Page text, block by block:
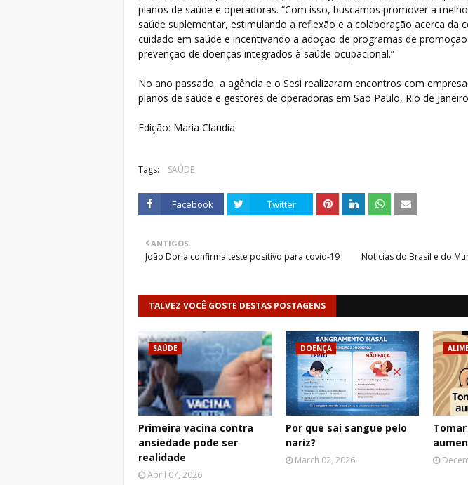
planos de saúde e operadoras. “Com isso, buscamos promover a
saúde suplementar, estimulando a reflexão e a colaboração acerca da
cuidado em saúde e incentivando a adoção de programas de
prevenção de doenças integrados à saúde ocupacional.”
No ano passado, a agência e o Sesi realizaram encontros com
planos de saúde e gestores de operadoras em São Paulo, Rio de
Edição: Maria Claudia
Tags: SAÚDE
Facebook Twitter
Notícias do Brasil e do
ANTIGOS
João Doria confirma teste positivo para covid-19
TALVEZ VOCÊ GOSTE DESTAS POSTAGENS
SAÚDE
Primeira vacina contra
ansiedade pode ser
realidade
April 07, 2026
DOENÇA
Por que sai sangue pelo
nariz?
March 02, 2026